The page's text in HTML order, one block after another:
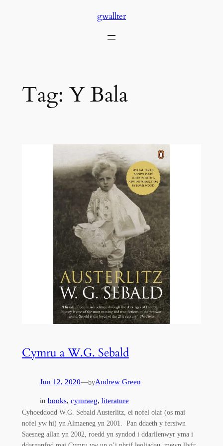
gwallter
Tag: Y Bala
Cymru a W.G. Sebald
Jun 12, 2020—byAndrew Green
in books, cymraeg, literature
Cyhoeddodd W.G. Sebald Austerlitz, ei nofel olaf (os mai
nofel yw hi) yn Almaeneg yn 2001. Pan ddaeth y fersiwn
Saesneg allan yn 2002, roedd yn syndod i ddarllenwyr yma i